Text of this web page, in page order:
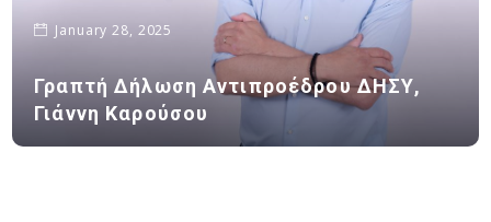
January 28, 2025
Γραπτή Δήλωση Αντιπροέδρου ΔΗΣΥ,
Γιάννη Καρούσου